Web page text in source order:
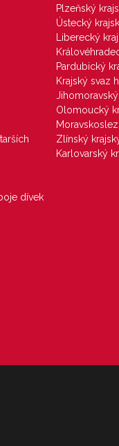
dívek
Plzeňský
Ústecký
Liberecký
Pardubický
Krajský svaz
Olomoucký
Zlínský
Karlovarský